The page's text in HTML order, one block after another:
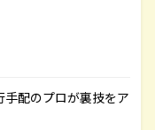
配のプロが裏技をア